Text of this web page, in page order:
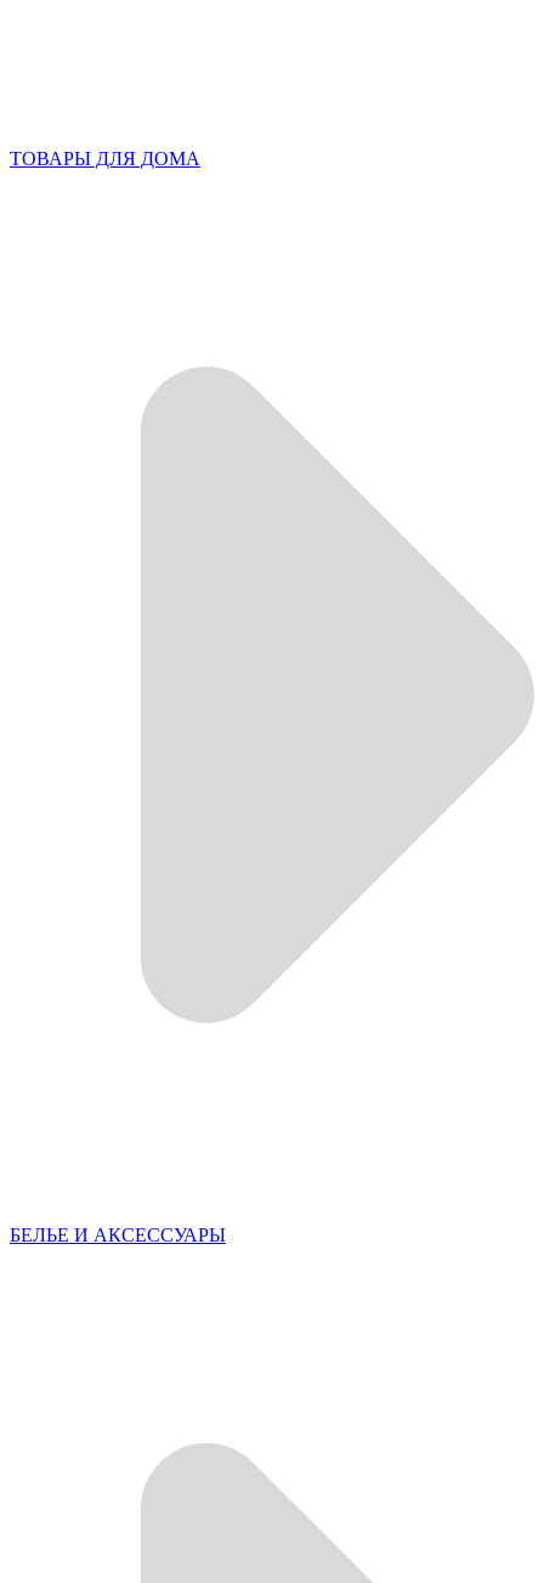
ТОВАРЫ ДЛЯ ДОМА
БЕЛЬЕ И АКСЕССУАРЫ